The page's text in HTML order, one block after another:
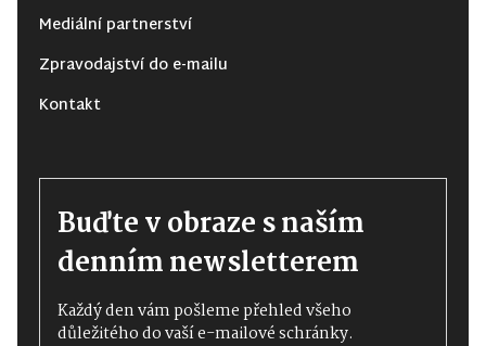
Mediální partnerství
Zpravodajství do e-mailu
Kontakt
Buďte v obraze s naším
denním newsletterem
Každý den vám pošleme přehled všeho
důležitého do vaší e-mailové schránky.